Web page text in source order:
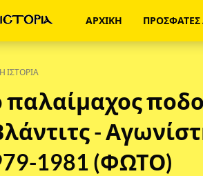
ΑΡΧΙΚΗ ΠΡΟΣΦΑΤΕΣ
ΙΣΤΟΡΙΑ
παλαίμαχος
-
1981 (ΦΩΤΟ)